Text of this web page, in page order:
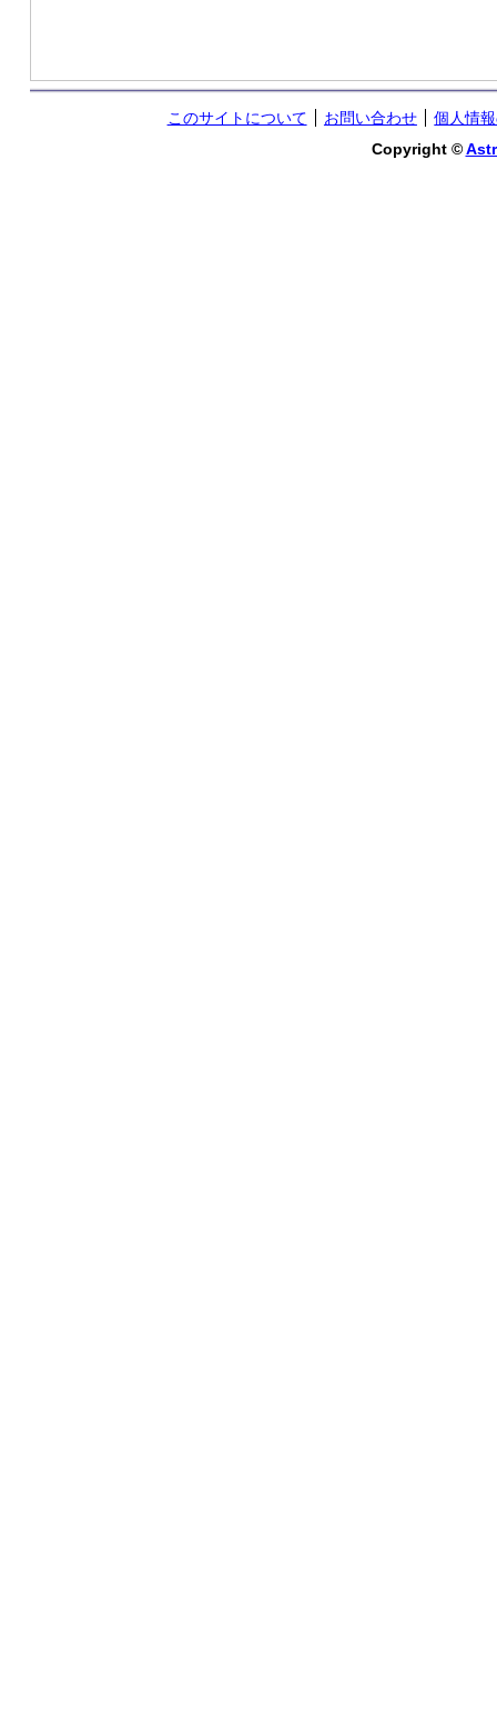
このサイトについて お問い合わせ
個人情
Copyright ©